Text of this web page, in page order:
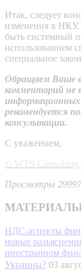
Итак, следует
изменения в НКУ.
быть системный
использованием
специальное
Обращаем Ваше
комментарий не
рекомендуется
консультации.
С уважением,
© WTS Consulting
Просмотры 29997
НДС-аспекты
новые
иностранном
Украины? 03